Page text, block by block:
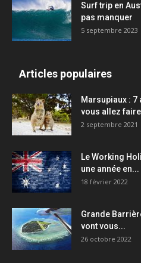
Surf trip en
pas manquer
5 septembre 2023
Articles populaires
Marsupiaux :
vous allez
2 septembre 2021
Le Working
une année en...
18 février 2022
Grande
vont vous...
26 octobre 2022